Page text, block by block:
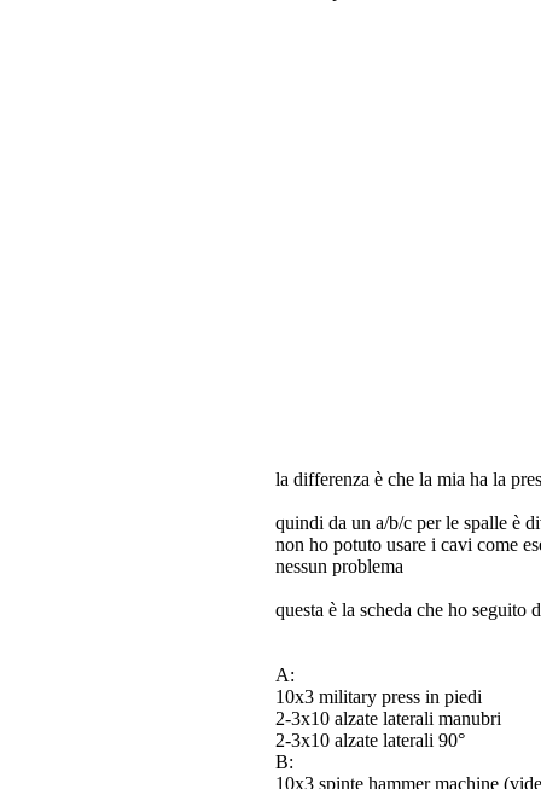
la differenza è che la mia ha la
quindi da un a/b/c per le spalle è
non ho potuto usare i cavi come
nessun problema
questa è la scheda che ho seguito
A:
10x3 military press in piedi
2-3x10 alzate laterali manubri
2-3x10 alzate laterali 90°
B:
10x3 spinte hammer machine